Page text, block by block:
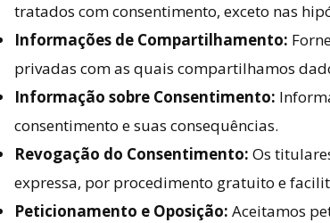
tratados com consentimento, exceto nas
Informações de Compartilhamento:
privadas com as quais compartilhamos
Informação sobre Consentimento:
consentimento e suas consequências.
Revogação do Consentimento: Os
expressa, por procedimento gratuito e
Peticionamento e Oposição: Aceitamos